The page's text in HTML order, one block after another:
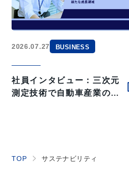
2026.07.27 BUSINESS
社員インタビュー：三次元
測定技術で自動車産業のそ
サステナビリティ